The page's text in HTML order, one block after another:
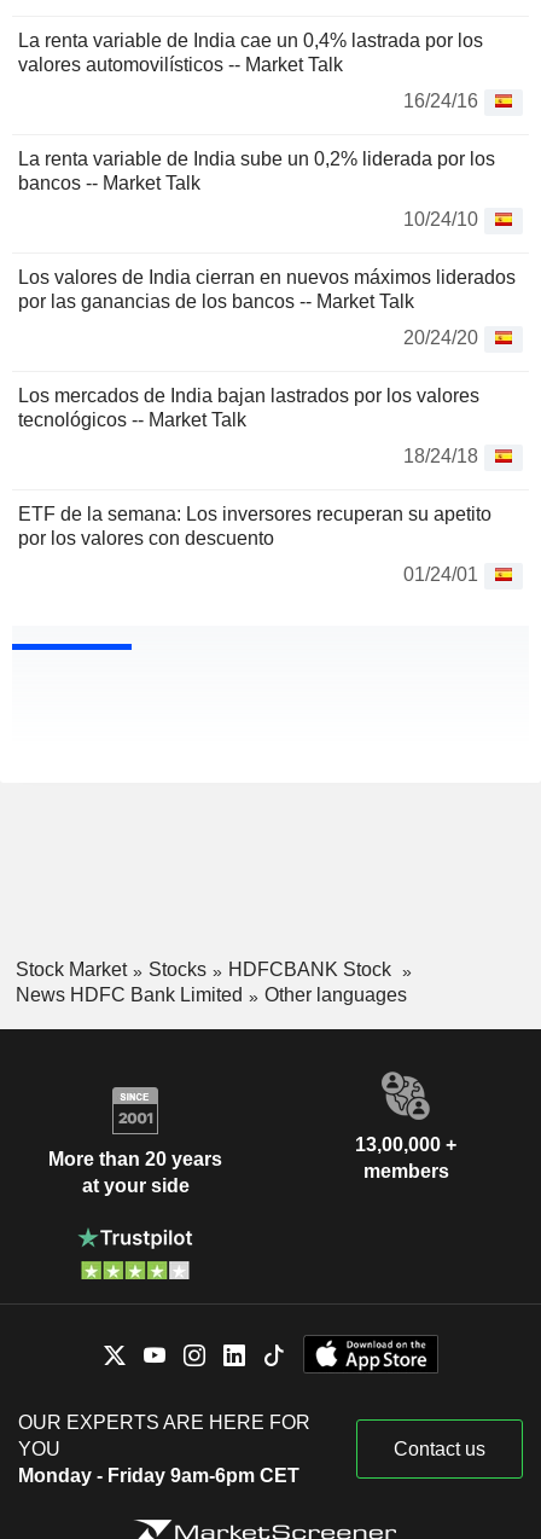
La renta variable de India cae un 0,4% lastrada por los
valores automovilísticos -- Market Talk
16/24/16
La renta variable de India sube un 0,2% liderada por los
bancos -- Market Talk
10/24/10
Los valores de India cierran en nuevos máximos liderados
por las ganancias de los bancos -- Market Talk
20/24/20
Los mercados de India bajan lastrados por los valores
tecnológicos -- Market Talk
18/24/18
ETF de la semana: Los inversores recuperan su apetito
por los valores con descuento
01/24/01
Stock Market Stocks
HDFCBANK Stock
News HDFC Bank Limited
Other languages
More than 20 years
at your side
13,00,000 +
members
OUR EXPERTS ARE HERE FOR
YOU
Monday - Friday 9am-6pm CET
Contact us